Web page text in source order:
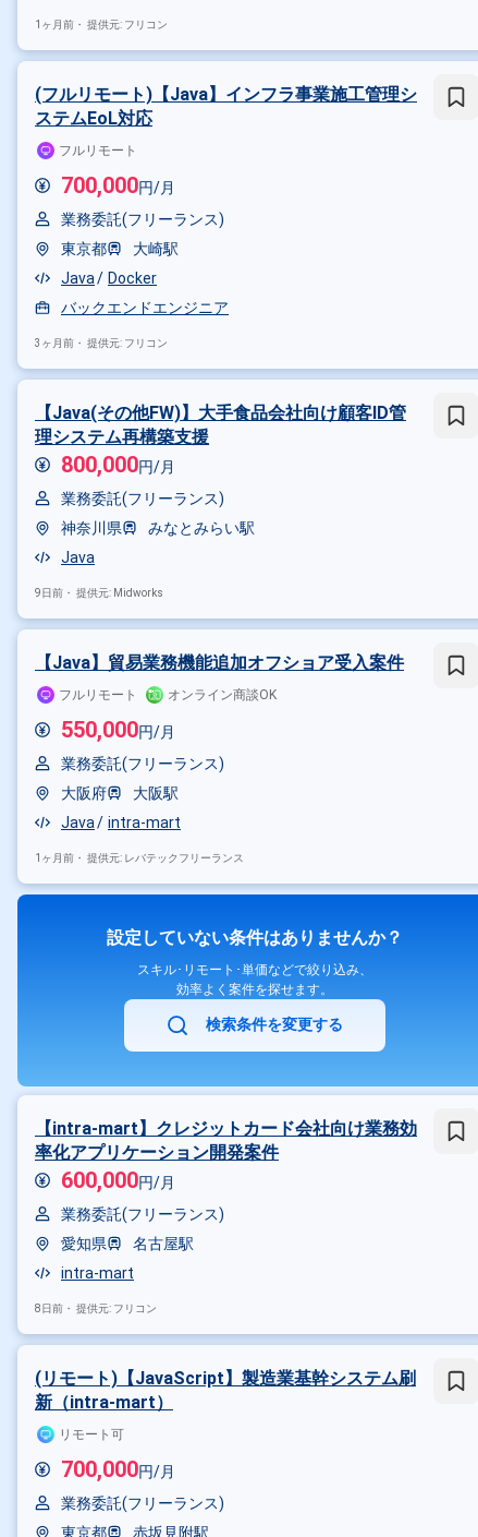
1ヶ月前・ 提供元: フリコン
(フルリモート)【Java】インフラ事業施工管理シ
ステムEoL対応
フルリモート
700,000円/月
業務委託(フリーランス)
東京都
大崎駅
Java
Docker
バックエンドエンジニア
3ヶ月前・ 提供元: フリコン
【Java(その他FW)】大手食品会社向け顧客ID管
理システム再構築支援
800,000円/月
業務委託(フリーランス)
神奈川県
みなとみらい駅
Java
9日前・ 提供元: Midworks
【Java】貿易業務機能追加オフショア受入案件
フルリモート オンライン商談OK
550,000円/月
業務委託(フリーランス)
大阪府
大阪駅
Java
intra-mart
1ヶ月前・ 提供元: レバテックフリーランス
設定していない条件はありませんか？
スキル･リモート･単価などで絞り込み、
効率よく案件を探せます。
検索条件を変更する
【intra-mart】クレジットカード会社向け業務効
率化アプリケーション開発案件
600,000円/月
業務委託(フリーランス)
愛知県
名古屋駅
intra-mart
8日前・ 提供元: フリコン
(リモート)【JavaScript】製造業基幹システム刷
新（intra-mart）
リモート可
700,000円/月
業務委託(フリーランス)
東京都
赤坂見附駅
その他の条件で検索する